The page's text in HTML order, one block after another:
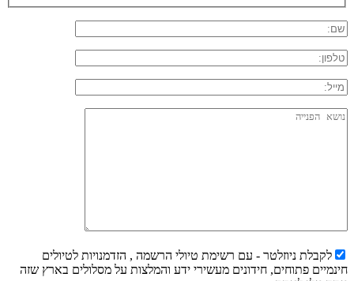
לקבלת ניוזלטר - עם רשימת טיולי הרשמה , הזדמנויות לטיולים
חינמיים פתוחים, חידונים מעשירי ידע והמלצות על מסלולים בארץ שזה